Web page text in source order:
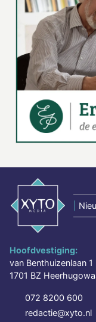
Hoofdvestiging:
van Benthuizenlaan 1
1701 BZ
072 8200 600
redactie@xyto.nl